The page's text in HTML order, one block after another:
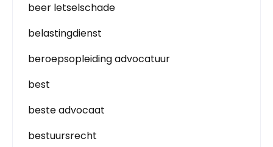
beer letselschade
belastingdienst
beroepsopleiding advocatuur
best
beste advocaat
bestuursrecht